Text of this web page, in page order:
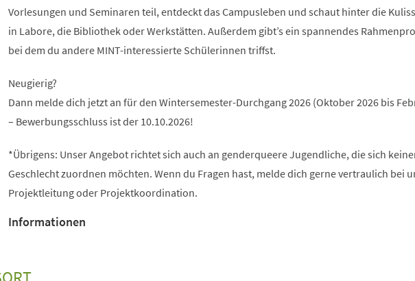
Vorlesungen und Seminaren teil, entdeckt das Campusleben und schaut hinter die
in Labore, die Bibliothek oder Werkstätten. Außerdem gibt’s ein spannendes
bei dem du andere MINT-interessierte Schülerinnen triffst.
Neugierig?
Dann melde dich jetzt an für den Wintersemester-Durchgang 2026 (Oktober 2026 bis
– Bewerbungsschluss ist der 10.10.2026!
*Übrigens: Unser Angebot richtet sich auch an genderqueere Jugendliche, die sich
Geschlecht zuordnen möchten. Wenn du Fragen hast, melde dich gerne vertraulich bei
Projektleitung oder Projektkoordination.
Informationen